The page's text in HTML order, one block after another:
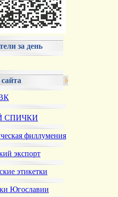
за день
СПИЧКИ
филлумения
экспорт
этикетки
Югославии